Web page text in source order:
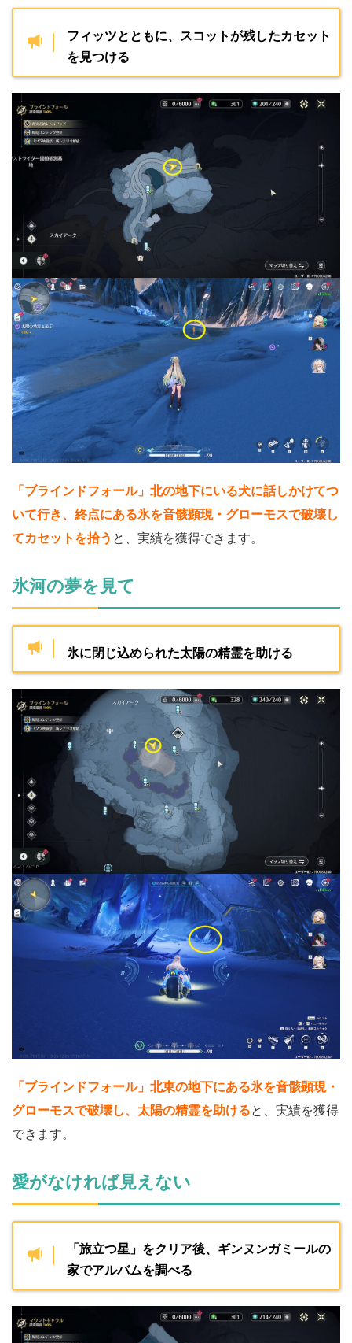
フィッツとともに、スコットが残したカセット
を見つける
「ブラインドフォール」北の地下にいる犬に話しかけてつ
いて行き、終点にある氷を音骸顕現・グローモスで破壊し
てカセットを拾う と、実績を獲得できます。
氷河の夢を見て
氷に閉じ込められた太陽の精霊を助ける
「ブラインドフォール」北東の地下にある氷を音骸顕現・
グローモスで破壊し、太陽の精霊を助けると、実績を獲得
できます。
愛がなければ見えない
「旅立つ星」をクリア後、ギンヌンガミールの
家でアルバムを調べる